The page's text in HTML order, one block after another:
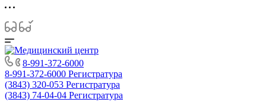
8-991-372-6000
8-991-372-6000 Регистратура
(3843) 320-053 Регистратура
(3843) 74-04-04 Регистратура